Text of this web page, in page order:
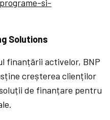
si-
Solutions
finanțării activelor, BNP
creșterea clienților
de finanțare pentru